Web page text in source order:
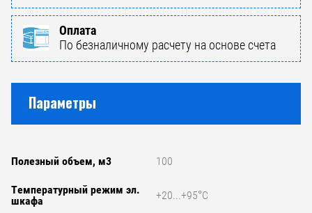
Оплата
По безналичному расчету на основе счета
Параметры
Полезный объем, м3 100
Температурный режим эл.
шкафа
+20...+95°С